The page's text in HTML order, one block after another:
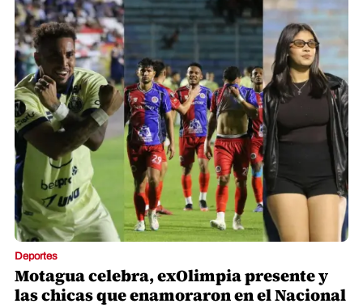
Deportes
Motagua celebra, exOlimpia presente y
las chicas que enamoraron en el Nacional